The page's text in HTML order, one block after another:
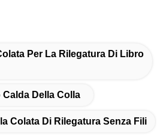
Per La Rilegatura Di Libro
Della Colla
Colata Di Rilegatura Senza Fili